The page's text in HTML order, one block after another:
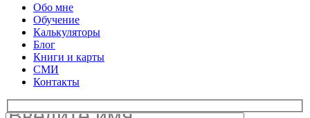
Обо мне
Обучение
Калькуляторы
Блог
Книги и карты
СМИ
Контакты